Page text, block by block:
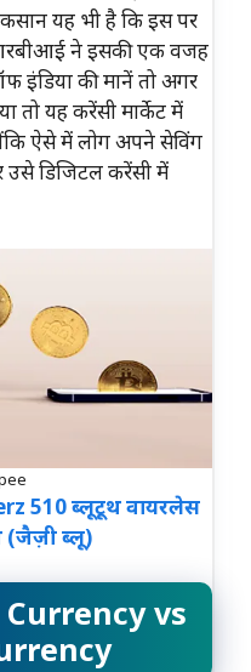
यह भी है कि इस पर
ने इसकी एक वजह
इंडिया की मानें तो अगर
तो यह करेंसी मार्केट में
ऐसे में लोग अपने सेविंग
डिजिटल करेंसी में
510 ब्लूटूथ वायरलेस
(जैज़ी ब्लू)
vs